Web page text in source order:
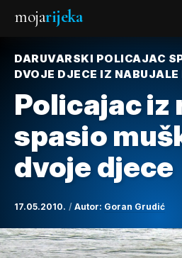
mojarijeka
DARUVARSKI POLICAJAC
DVOJE DJECE IZ NABUJALE
Policajac iz
spasio
dvoje djece
17.05.2010. Autor: Goran Grudić